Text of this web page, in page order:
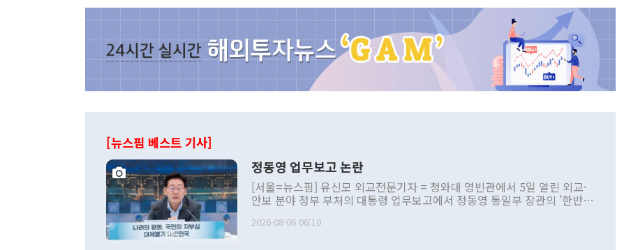
[뉴스핌 베스트 기사]
정동영 업무보고 논란
[서울=뉴스핌] 유신모 외교전문기자 = 청와대 영빈관에서 5일 열린 외교·
안보 분야 정부 부처의 대통령 업무보고에서 정동영 통일부 장관의 '한반도
발언 중에는 정부 내 조율을 거치지 않은 사안을 정책으로 추진하겠다고 공
2026-08-06 06:10